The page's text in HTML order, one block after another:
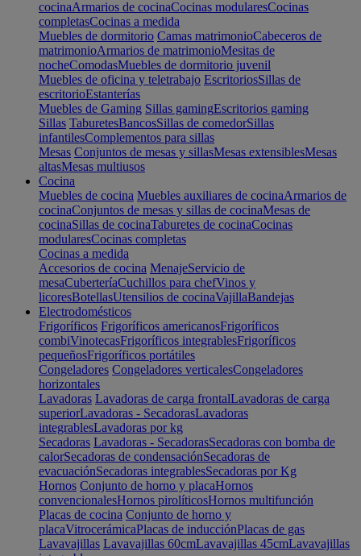
cocinaArmarios de cocinaCocinas modularesCocinas
completasCocinas a medida
Muebles de dormitorio Camas matrimonioCabeceros de
matrimonioArmarios de matrimonioMesitas de
nocheComodasMuebles de dormitorio juvenil
Muebles de oficina y teletrabajo EscritoriosSillas de
escritorioEstanterías
Muebles de Gaming Sillas gamingEscritorios gaming
Sillas TaburetesBancosSillas de comedorSillas
infantilesComplementos para sillas
Mesas Conjuntos de mesas y sillasMesas extensiblesMesas
altasMesas multiusos
Cocina
Muebles de cocina Muebles auxiliares de cocinaArmarios de
cocinaConjuntos de mesas y sillas de cocinaMesas de
cocinaSillas de cocinaTaburetes de cocinaCocinas
modularesCocinas completas
Cocinas a medida
Accesorios de cocina MenajeServicio de
mesaCuberteríaCuchillos para chefVinos y
licoresBotellasUtensilios de cocinaVajillaBandejas
Electrodomésticos
Frigoríficos Frigoríficos americanosFrigoríficos
combiVinotecasFrigoríficos integrablesFrigoríficos
pequeñosFrigoríficos portátiles
Congeladores Congeladores verticalesCongeladores
horizontales
Lavadoras Lavadoras de carga frontalLavadoras de carga
superiorLavadoras - SecadorasLavadoras
integrablesLavadoras por kg
Secadoras Lavadoras - SecadorasSecadoras con bomba de
calorSecadoras de condensaciónSecadoras de
evacuaciónSecadoras integrablesSecadoras por Kg
Hornos Conjunto de horno y placaHornos
convencionalesHornos pirolíticosHornos multifunción
Placas de cocina Conjunto de horno y
placaVitrocerámicaPlacas de inducciónPlacas de gas
Lavavajillas Lavavajillas 60cmLavavajillas 45cmLavavajillas